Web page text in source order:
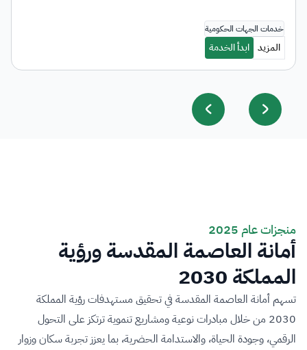
منجزات عام 2025
أمانة العاصمة المقدسة ورؤية
المملكة 2030
تسهم أمانة العاصمة المقدسة في تحقيق مستهدفات رؤية المملكة
2030 من خلال مبادرات نوعية ومشاريع تنموية ترتكز على التحول
الرقمي، وجودة الحياة، والاستدامة الحضرية، بما يعزز تجربة سكان وزوار